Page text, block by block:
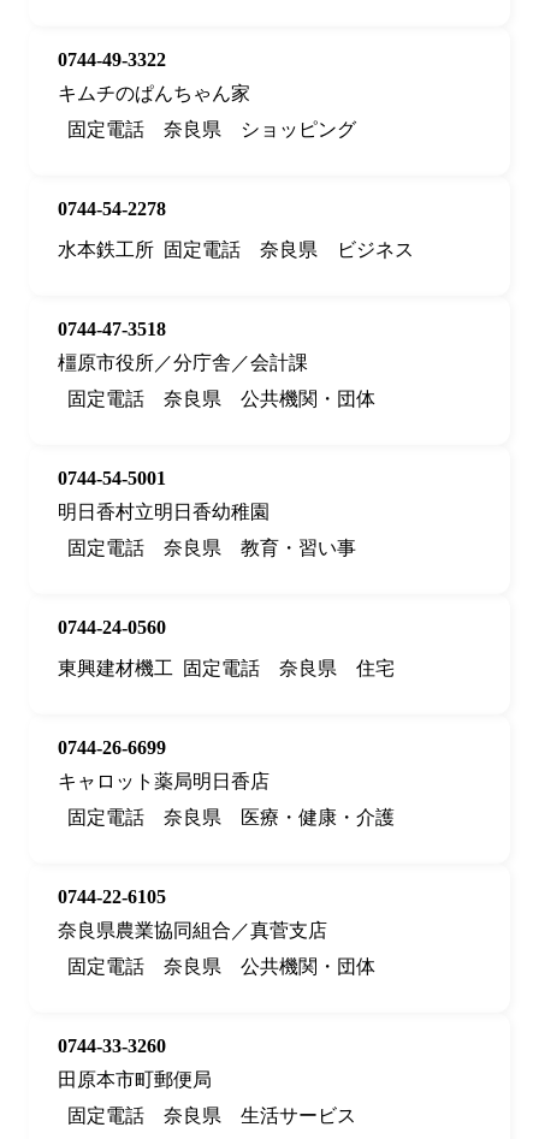
0744-49-3322
キムチのぱんちゃん家
固定電話
奈良県 ショッピング
0744-54-2278
水本鉄工所 固定電話 奈良県 ビジネス
0744-47-3518
橿原市役所／分庁舎／会計課
固定電話
奈良県 公共機関・団体
0744-54-5001
明日香村立明日香幼稚園
固定電話
奈良県 教育・習い事
0744-24-0560
東興建材機工
固定電話 奈良県 住宅
0744-26-6699
キャロット薬局明日香店
固定電話
奈良県 医療・健康・介護
0744-22-6105
奈良県農業協同組合／真菅支店
固定電話
奈良県 公共機関・団体
0744-33-3260
田原本市町郵便局
固定電話
奈良県 生活サービス